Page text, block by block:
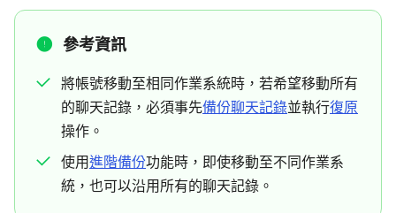
參考資訊
將帳號移動至相同作業系統時，若希望移動所有
的聊天記錄，必須事先備份聊天記錄並執行復原
操作。
使用進階備份功能時，即使移動至不同作業系
統，也可以沿用所有的聊天記錄。